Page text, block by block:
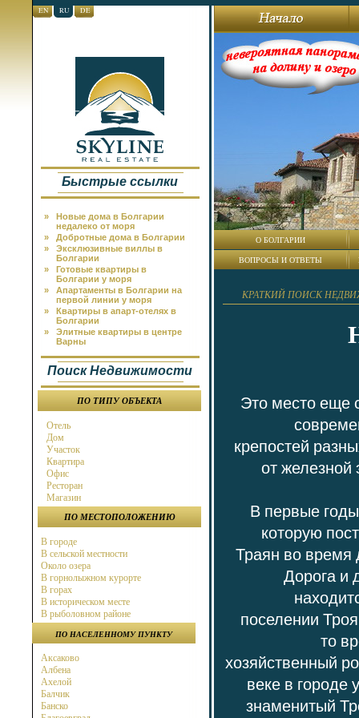
EN RU DE
Быстрые ссылки
»
Новые дома в Болгарии
недалеко от моря
»
Добротные дома в Болгарии
»
Эксклюзивные виллы в
Болгарии
»
Готовые квартиры в
Болгарии у моря
»
Апартаменты в Болгарии на
первой линии у моря
»
Квартиры в апарт-отелях в
Болгарии
»
Элитные квартиры в центре
Варны
Поиск Недвижимости
ПО ТИПУ ОБЪЕКТА
Отель
Дом
Участок
Квартира
Офис
Ресторан
Магазин
ПО МЕСТОПОЛОЖЕНИЮ
В городе
В сельской местности
Около озера
В горнолыжном курорте
В горах
В историческом месте
В рыболовном районе
В охотничьем районе
Около города
Около горнолыжного курорта
В бальнео районе
В районе гольф поля
Около магистрали
на берегу моря
ПО НАСЕЛЕННОМУ ПУНКТУ
Аксаково
Албена
Ахелой
Балчик
Банско
О БОЛГАРИИ
ВОПРОСЫ И ОТВЕТЫ
КРАТКИЙ ПОИСК
Это место еще
крепостей
от железной
В первые
которую
Траян во время
Дорога и
поселении
то
хозяйственный
веке в городе
знаменитый